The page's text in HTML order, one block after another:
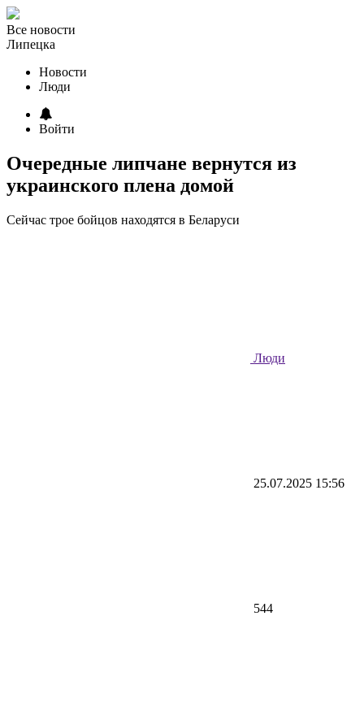
Все новости
Липецка
Новости
Люди
Войти
Очередные липчане вернутся из
украинского плена домой
Сейчас трое бойцов находятся в Беларуси
Люди
25.07.2025 15:56
544